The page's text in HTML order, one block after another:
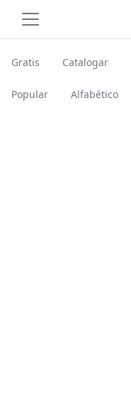
Gratis Catalogar
Popular Alfabético